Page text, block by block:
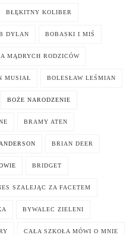
BŁĘKITNY KOLIBER
DYLAN BOBASKI I MIŚ
MĄDRYCH RODZICÓW
MUSIAŁ BOLESŁAW LEŚMIAN
BOŻE NARODZENIE
BRAMY ATEN
BRIAN DEER
BRIDGET
SZALEJĄC ZA FACETEM
BYWALEC ZIELENI
CAŁA SZKOŁA MÓWI O MNIE